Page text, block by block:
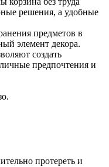
решения, а удобные
предметов в
элемент декора.
создать
предпочтения и
протереть и